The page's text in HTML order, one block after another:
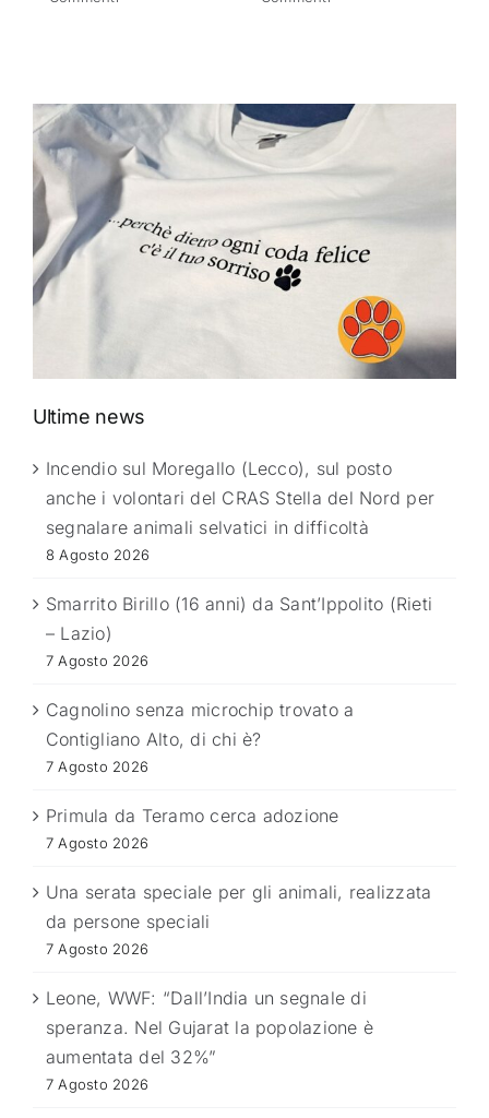
Ultime news
Incendio sul Moregallo (Lecco), sul posto
anche i volontari del CRAS Stella del Nord per
segnalare animali selvatici in difficoltà
8 Agosto 2026
Smarrito Birillo (16 anni) da Sant’Ippolito (Rieti
– Lazio)
7 Agosto 2026
Cagnolino senza microchip trovato a
Contigliano Alto, di chi è?
7 Agosto 2026
Primula da Teramo cerca adozione
7 Agosto 2026
Una serata speciale per gli animali, realizzata
da persone speciali
7 Agosto 2026
Leone, WWF: “Dall’India un segnale di
speranza. Nel Gujarat la popolazione è
aumentata del 32%”
7 Agosto 2026